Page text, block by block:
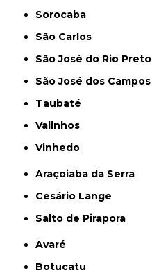
Sorocaba
São Carlos
São José do Rio Preto
São José dos Campos
Taubaté
Valinhos
Vinhedo
Araçoiaba da Serra
Cesário Lange
Salto de Pirapora
Avaré
Botucatu